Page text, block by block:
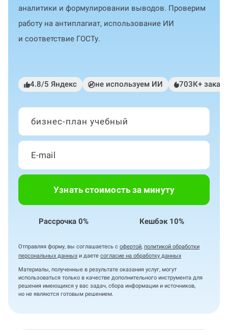
аналитики и формулировании выводов. Проверим
работу на антиплагиат, использование ИИ
и соответствие ГОСТу.
4.8/5 Яндекс не используем ИИ 703К+
бизнес-план учебный
Узнать стоимость за минуту
Рассрочка 0% Кешбэк 10%
Отправляя форму, вы соглашаетесь с офертой, политикой обработки
персональных данных и даете согласие на обработку данных
Материалы, полученные в результате оказания услуг, могут
использоваться только в качестве дополнительного инструмента для
решения имеющихся у вас задач, сбора информации и источников,
но не являются готовым решением.